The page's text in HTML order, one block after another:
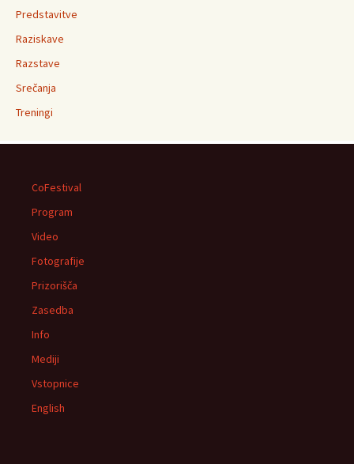
Predstavitve
Raziskave
Razstave
Srečanja
Treningi
CoFestival
Program
Video
Fotografije
Prizorišča
Zasedba
Info
Mediji
Vstopnice
English